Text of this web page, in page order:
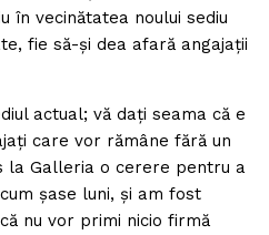
în vecinătatea noului sediu
fie să-şi dea afară angajaţii
actual; vă daţi seama că e
care vor rămâne fără un
la Galleria o cerere pentru a
şase luni, şi am fost
nu vor primi nicio firmă